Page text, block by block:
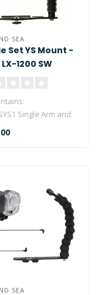
SEA
Set YS Mount -
1200 SW
Single Arm and
for YS-Mounting
PHOTO VI..
SEA